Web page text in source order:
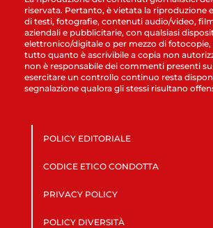
riservata. Pertanto, è vietata la riproduzione
di testi, fotografie, contenuti audio/video,
aziendali e pubblicitarie, con qualsiasi
elettronico/digitale o per mezzo di fotocopie,
tutto quanto è ascrivibile a copia non
non è responsabile dei commenti presenti
esercitare un controllo continuo resta
segnalazione qualora gli stessi risultano
POLICY EDITORIALE
CODICE ETICO CONDOTTA
PRIVACY POLICY
POLICY DIVERSITÀ